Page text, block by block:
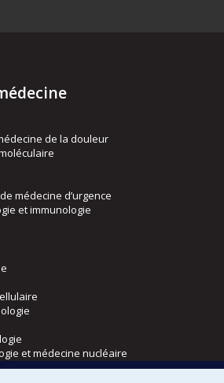
de la douleur
médecine d’urgence
et immunologie
et médecine nucléaire